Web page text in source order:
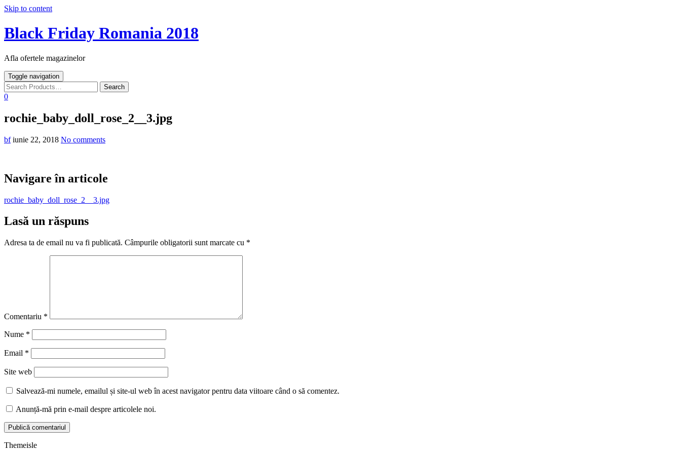
Skip to content
Black Friday Romania 2018
Afla ofertele magazinelor
Toggle navigation
0
rochie_baby_doll_rose_2__3.jpg
bf iunie 22, 2018 No comments
Navigare în articole
rochie_baby_doll_rose_2__3.jpg
Lasă un răspuns
Adresa ta de email nu va fi publicată. Câmpurile obligatorii sunt marcate cu *
Comentariu *
Nume *
Email *
Site web
Salvează-mi numele, emailul și site-ul web în acest navigator pentru data viitoare când o să comentez.
Anunță-mă prin e-mail despre articolele noi.
Themeisle